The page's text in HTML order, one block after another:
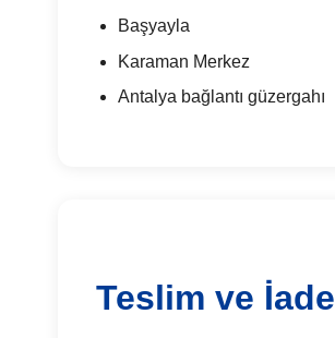
Başyayla
Karaman Merkez
Antalya bağlantı güzergahı
Teslim ve İade